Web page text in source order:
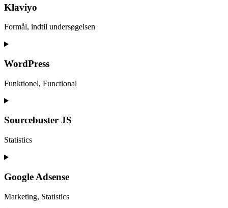
service
elementor
Klaviyo
Formål, indtil undersøgelsen
Consent
service
WordPress
Funktionel, Functional
Consent
service
Sourcebuster JS
Statistics
Consent
service
sourcebuster-
js
Google Adsense
Marketing, Statistics